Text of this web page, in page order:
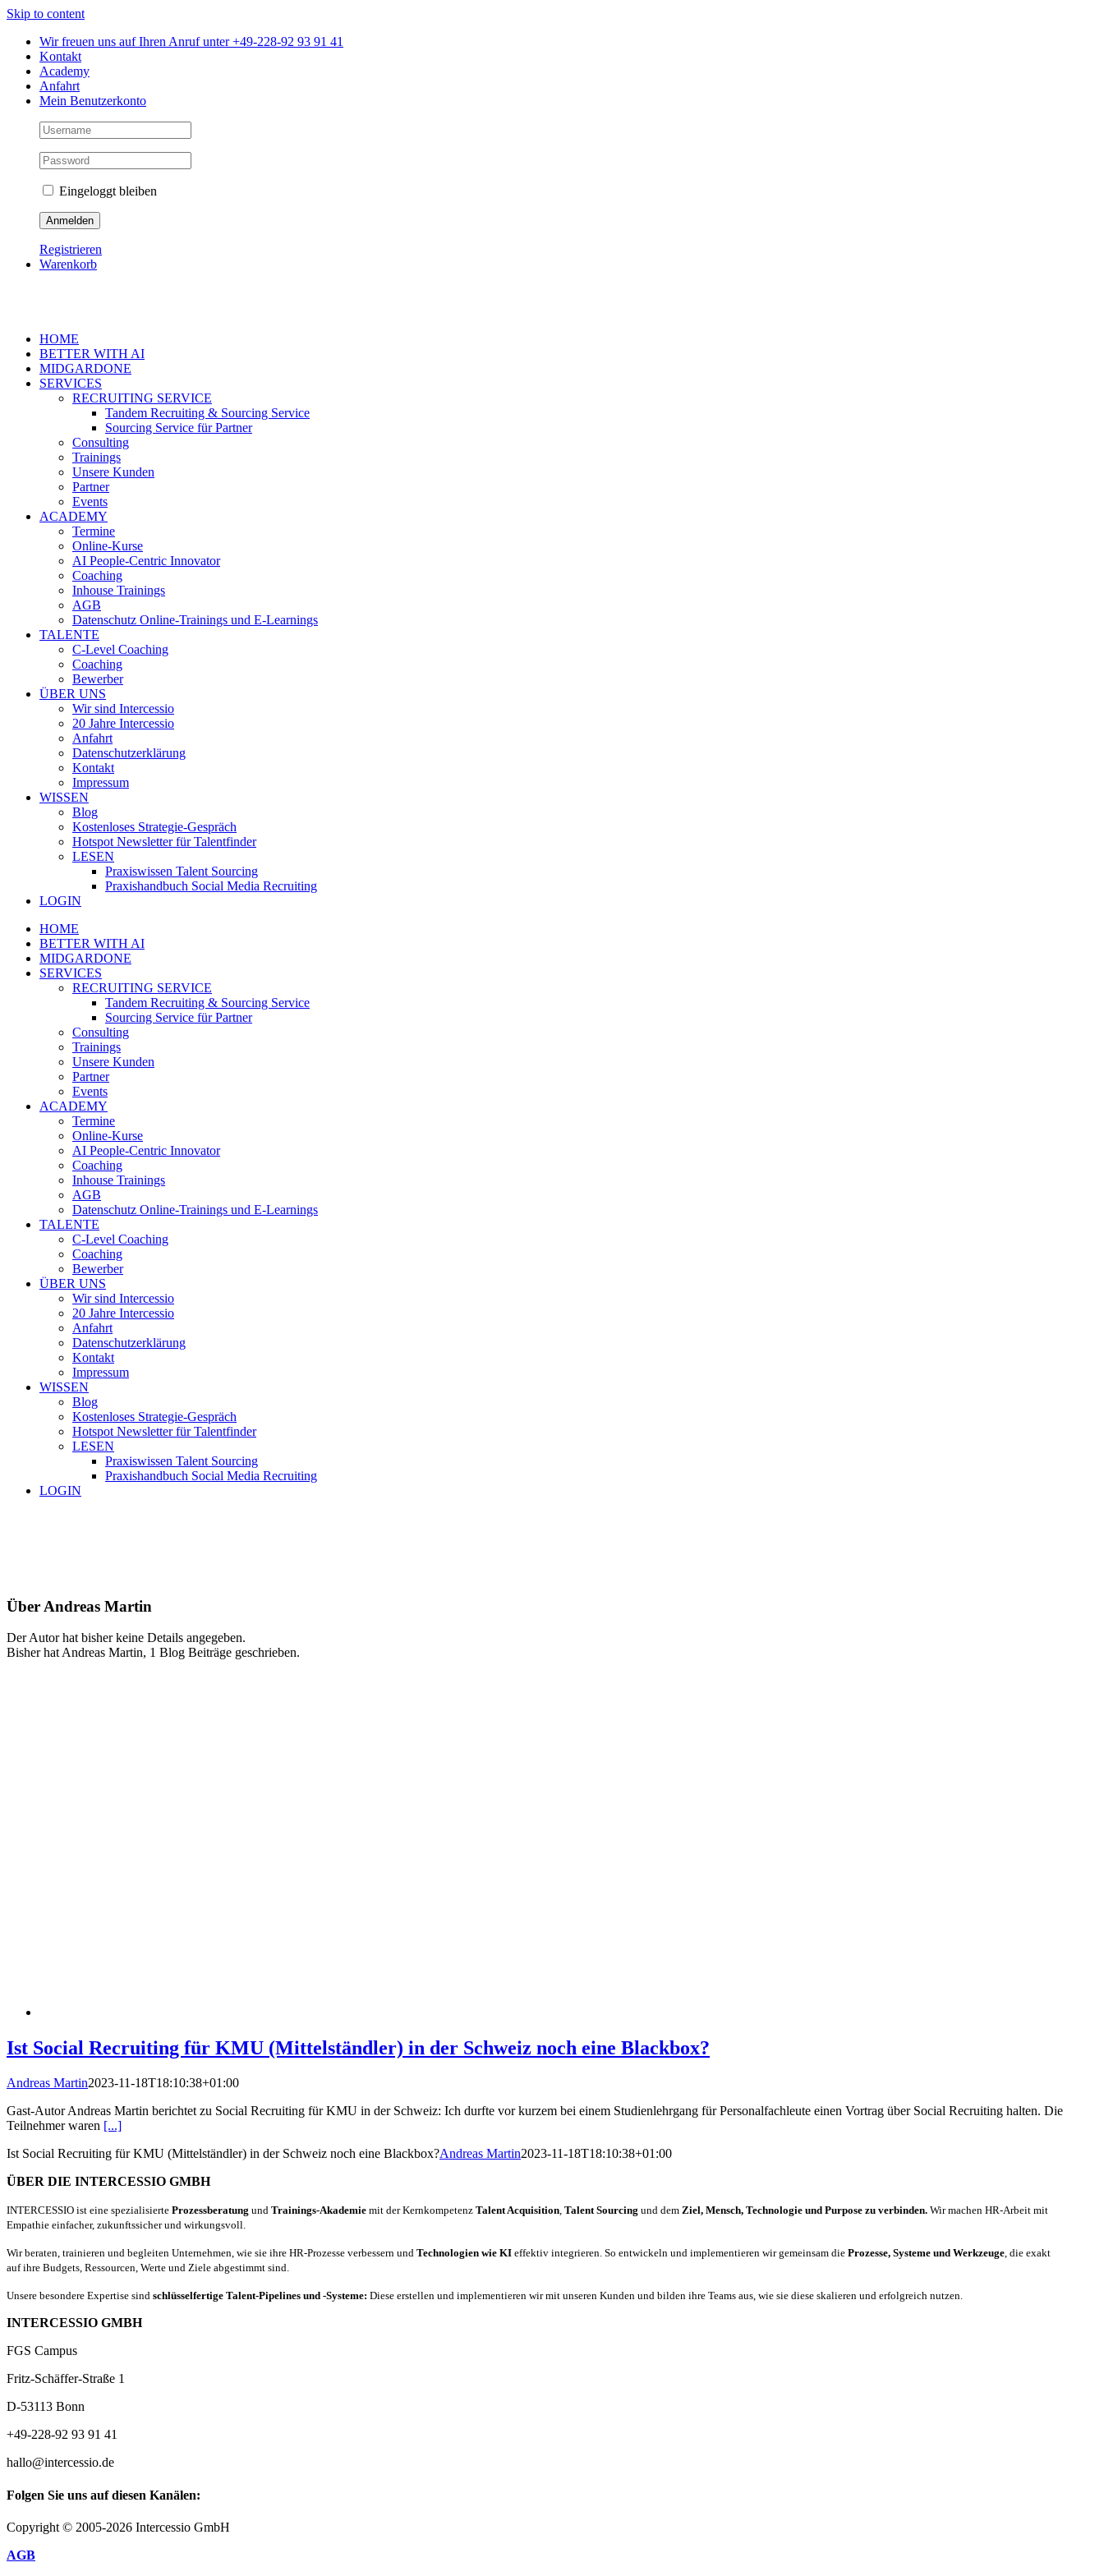
Skip to content
Wir freuen uns auf Ihren Anruf unter +49-228-92 93 91 41
Kontakt
Academy
Anfahrt
Mein Benutzerkonto
Eingeloggt bleiben
Registrieren
Warenkorb
HOME
BETTER WITH AI
MIDGARDONE
SERVICES
RECRUITING SERVICE
Tandem Recruiting & Sourcing Service
Sourcing Service für Partner
Consulting
Trainings
Unsere Kunden
Partner
Events
ACADEMY
Termine
Online-Kurse
AI People-Centric Innovator
Coaching
Inhouse Trainings
AGB
Datenschutz Online-Trainings und E-Learnings
TALENTE
C-Level Coaching
Coaching
Bewerber
ÜBER UNS
Wir sind Intercessio
20 Jahre Intercessio
Anfahrt
Datenschutzerklärung
Kontakt
Impressum
WISSEN
Blog
Kostenloses Strategie-Gespräch
Hotspot Newsletter für Talentfinder
LESEN
Praxiswissen Talent Sourcing
Praxishandbuch Social Media Recruiting
LOGIN
HOME
BETTER WITH AI
MIDGARDONE
SERVICES
RECRUITING SERVICE
Tandem Recruiting & Sourcing Service
Sourcing Service für Partner
Consulting
Trainings
Unsere Kunden
Partner
Events
ACADEMY
Termine
Online-Kurse
AI People-Centric Innovator
Coaching
Inhouse Trainings
AGB
Datenschutz Online-Trainings und E-Learnings
TALENTE
C-Level Coaching
Coaching
Bewerber
ÜBER UNS
Wir sind Intercessio
20 Jahre Intercessio
Anfahrt
Datenschutzerklärung
Kontakt
Impressum
WISSEN
Blog
Kostenloses Strategie-Gespräch
Hotspot Newsletter für Talentfinder
LESEN
Praxiswissen Talent Sourcing
Praxishandbuch Social Media Recruiting
LOGIN
Über Andreas Martin
Der Autor hat bisher keine Details angegeben.
Bisher hat Andreas Martin, 1 Blog Beiträge geschrieben.
Ist Social Recruiting für KMU (Mittelständler) in der Schweiz noch eine Blackbox?
Andreas Martin2023-11-18T18:10:38+01:00
Gast-Autor Andreas Martin berichtet zu Social Recruiting für KMU in der Schweiz: Ich durfte vor kurzem bei einem Studienlehrgang für Personalfachleute einen Vortrag über Social Recruiting halten. Die
Teilnehmer waren [...]
Ist Social Recruiting für KMU (Mittelständler) in der Schweiz noch eine Blackbox?Andreas Martin2023-11-18T18:10:38+01:00
ÜBER DIE INTERCESSIO GMBH
INTERCESSIO ist eine spezialisierte Prozessberatung und Trainings-Akademie mit der Kernkompetenz Talent Acquisition, Talent Sourcing und dem Ziel, Mensch, Technologie und Purpose zu verbinden. Wir machen HR-Arbeit mit
Empathie einfacher, zukunftssicher und wirkungsvoll.
Wir beraten, trainieren und begleiten Unternehmen, wie sie ihre HR-Prozesse verbessern und Technologien wie KI effektiv integrieren. So entwickeln und implementieren wir gemeinsam die Prozesse, Systeme und Werkzeuge, die exakt
auf ihre Budgets, Ressourcen, Werte und Ziele abgestimmt sind.
Unsere besondere Expertise sind schlüsselfertige Talent-Pipelines und -Systeme: Diese erstellen und implementieren wir mit unseren Kunden und bilden ihre Teams aus, wie sie diese skalieren und erfolgreich nutzen.
INTERCESSIO GMBH
FGS Campus
Fritz-Schäffer-Straße 1
D-53113 Bonn
+49-228-92 93 91 41
hallo@intercessio.de
Folgen Sie uns auf diesen Kanälen:
Copyright © 2005-2026 Intercessio GmbH
AGB